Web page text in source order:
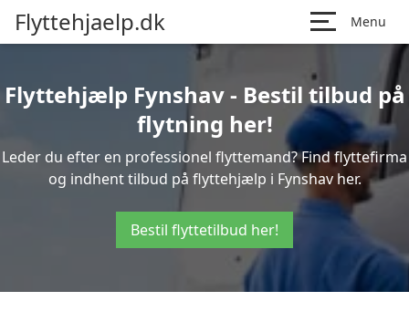
Flyttehjaelp.dk Menu
Flyttehjælp Fynshav - Bestil tilbud på
flytning her!
Leder du efter en professionel flyttemand? Find flyttefirma
og indhent tilbud på flyttehjælp i Fynshav her.
Bestil flyttetilbud her!